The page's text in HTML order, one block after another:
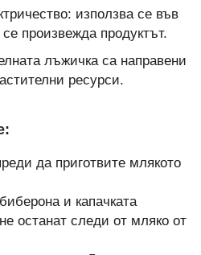
използва се във
произвежда продуктът.
лъжичка са направени
ресурси.
да приготвите млякото
и капачката
останат следи от мляко от